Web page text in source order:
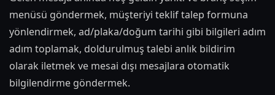
menüsü göndermek, müşteriyi teklif talep formuna
yönlendirmek, ad/plaka/doğum tarihi gibi bilgileri adım
adım toplamak, doldurulmuş talebi anlık bildirim
olarak iletmek ve mesai dışı mesajlara otomatik
bilgilendirme göndermek.